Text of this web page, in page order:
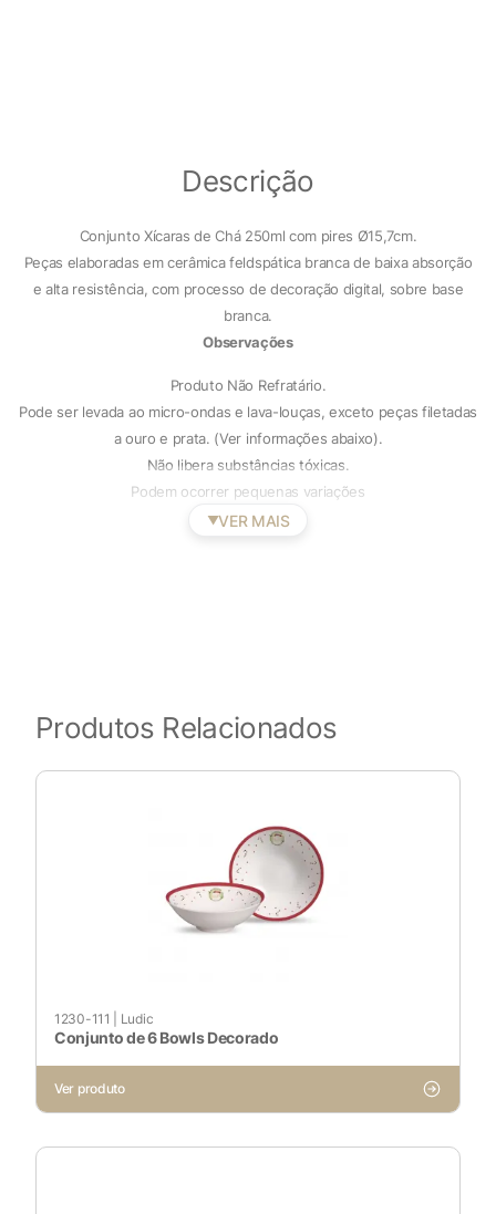
Descrição
Conjunto Xícaras de Chá 250ml com pires Ø15,7cm.
Peças elaboradas em cerâmica feldspática branca de baixa absorção
e alta resistência, com processo de decoração digital, sobre base
branca.
Observações
Produto Não Refratário.
Pode ser levada ao micro-ondas e lava-louças, exceto peças filetadas
a ouro e prata. (Ver informações abaixo).
Não libera substâncias tóxicas.
Podem ocorrer pequenas variações
▼VER MAIS
Produtos Relacionados
1230-111 Ludic
Conjunto de 6 Bowls Decorado
Ver produto